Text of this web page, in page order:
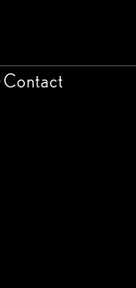
Contact